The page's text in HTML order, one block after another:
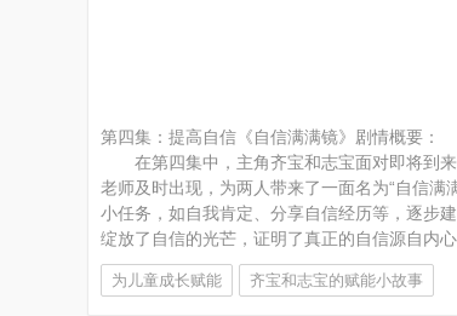
第四集：提高自信《自信满满镜》剧情概要：
在第四集中，主角齐宝和志宝面对即将到来
老师及时出现，为两人带来了一面名为“自信
小任务，如自我肯定、分享自信经历等，逐步
绽放了自信的光芒，证明了真正的自信源自内
为儿童成长赋能 齐宝和志宝的赋能小故事